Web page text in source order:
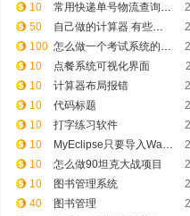
10
常用快递单号物流查询接口通用API如何对接？
50
自己做的计算器 有些功能有点错误 请大神指教指教怎么改正
100
怎么做一个考试系统的主界面
10
点餐系统可视化界面
10
计算器布局报错
10
代码标题
10
打字练习软件
10
MyEclipse只要导入Wap或者HashWap,package就出错
10
怎么做90坦克大战项目
10
图书管理系统
40
图书管理